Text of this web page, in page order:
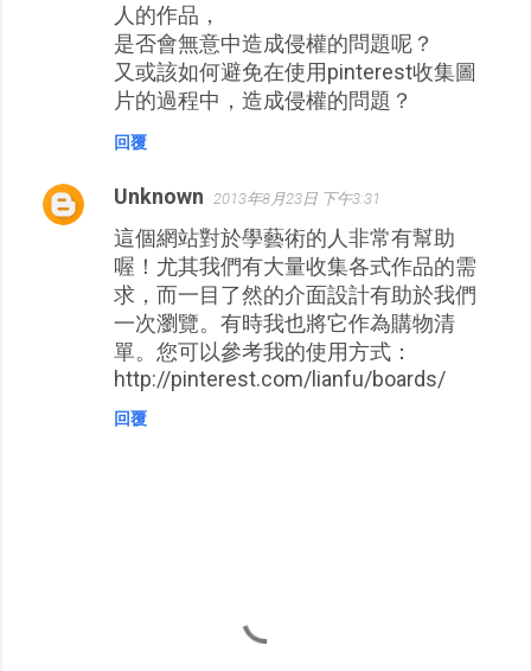
人的作品，
是否會無意中造成侵權的問題呢？
又或該如何避免在使用pinterest收集圖
片的過程中，造成侵權的問題？
回覆
Unknown 2013年8月23日 下午3:31
這個網站對於學藝術的人非常有幫助
喔！尤其我們有大量收集各式作品的需
求，而一目了然的介面設計有助於我們
一次瀏覽。有時我也將它作為購物清
單。您可以參考我的使用方式：
http://pinterest.com/lianfu/boards/
回覆